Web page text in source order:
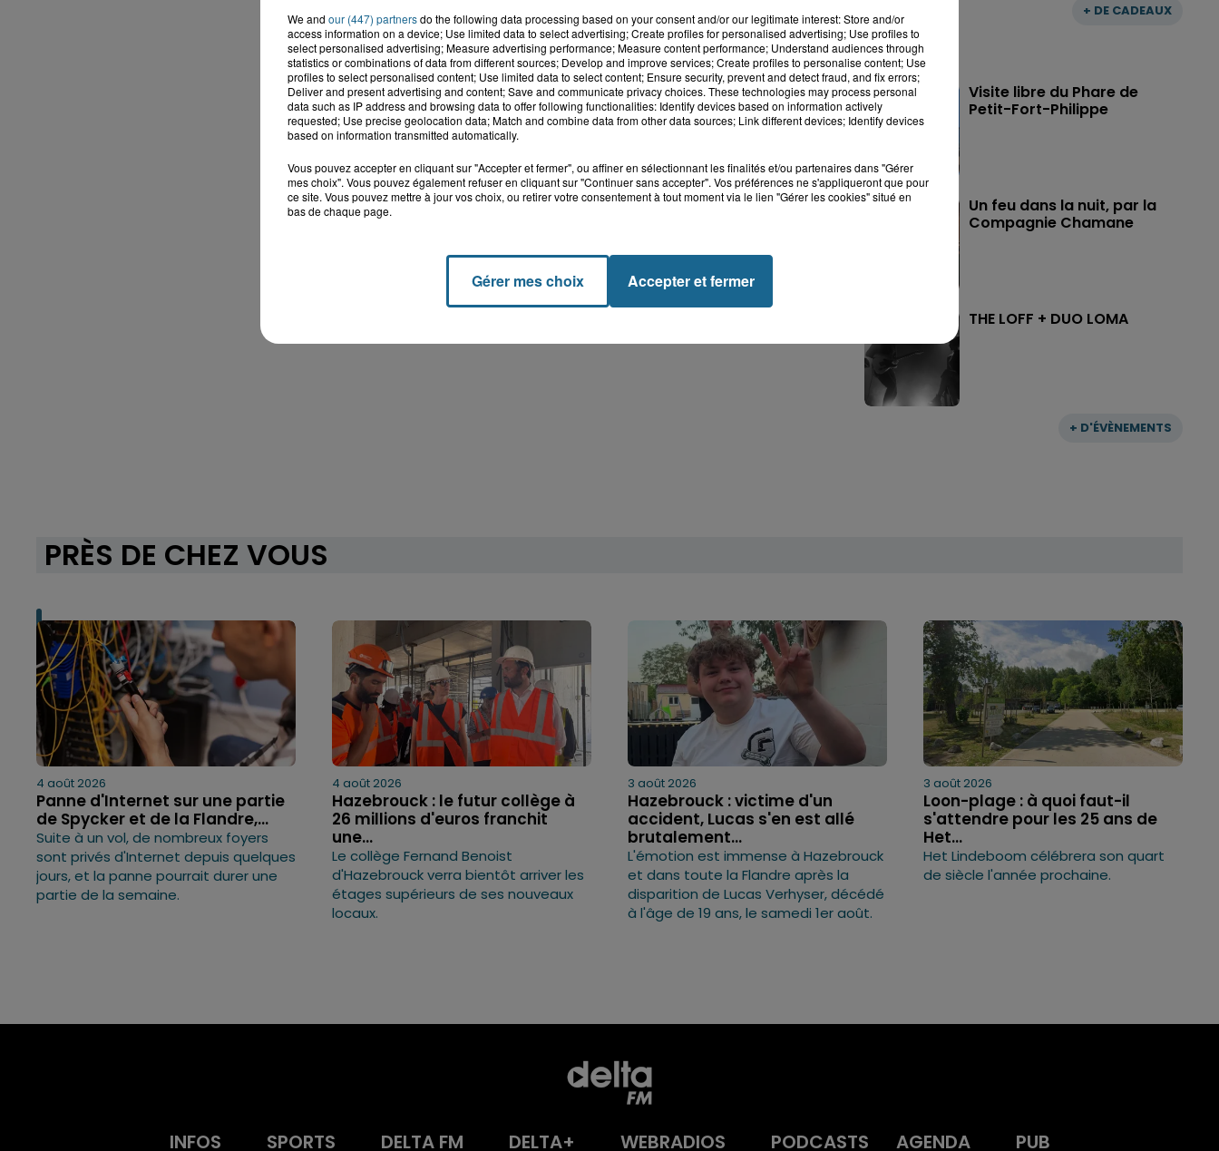
+ DE CADEAUX
+ D'ÉVÈNEMENTS
Visite libre du Phare de
Petit-Fort-Philippe
Un feu dans la nuit, par la
Compagnie Chamane
THE LOFF + DUO LOMA
PRÈS DE CHEZ VOUS
4 août 2026
Panne d'Internet sur une partie
de Spycker et de la Flandre,...
Suite à un vol, de nombreux foyers
sont privés d'Internet depuis quelques
jours, et la panne pourrait durer une
partie de la semaine.
4 août 2026
Hazebrouck : le futur collège à
26 millions d'euros franchit
une...
Le collège Fernand Benoist
d'Hazebrouck verra bientôt arriver les
étages supérieurs de ses nouveaux
locaux.
3 août 2026
Hazebrouck : victime d'un
accident, Lucas s'en est allé
brutalement...
L'émotion est immense à Hazebrouck
et dans toute la Flandre après la
disparition de Lucas Verhyser, décédé
à l'âge de 19 ans, le samedi 1er août.
3 août 2026
Loon-plage : à quoi faut-il
s'attendre pour les 25 ans de
Het...
Het Lindeboom célébrera son quart
de siècle l'année prochaine.
INFOS SPORTS DELTA FM DELTA+ WEBRADIOS PODCASTS AGENDA PUB
We and our (447) partnersdo the following data processing based on your consent and/or our legitimate interest: Store and/or
access information on a device; Use limited data to select advertising; Create profiles for personalised advertising; Use profiles to
select personalised advertising; Measure advertising performance; Measure content performance; Understand audiences through
statistics or combinations of data from different sources; Develop and improve services; Create profiles to personalise content; Use
profiles to select personalised content; Use limited data to select content; Ensure security, prevent and detect fraud, and fix errors;
Deliver and present advertising and content; Save and communicate privacy choices. These technologies may process personal
data such as IP address and browsing data to offer following functionalities: Identify devices based on information actively
requested; Use precise geolocation data; Match and combine data from other data sources; Link different devices; Identify devices
based on information transmitted automatically.
Vous pouvez accepter en cliquant sur "Accepter et fermer", ou affiner en sélectionnant les finalités et/ou partenaires dans "Gérer
mes choix". Vous pouvez également refuser en cliquant sur "Continuer sans accepter". Vos préférences ne s'appliqueront que pour
ce site. Vous pouvez mettre à jour vos choix, ou retirer votre consentement à tout moment via le lien "Gérer les cookies" situé en
bas de chaque page.
Gérer mes choix Accepter et fermer